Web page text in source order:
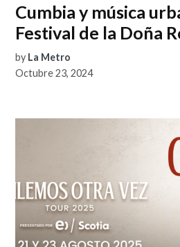
Cumbia y música
Festival de la Doña
by La Metro
Octubre 23, 2024